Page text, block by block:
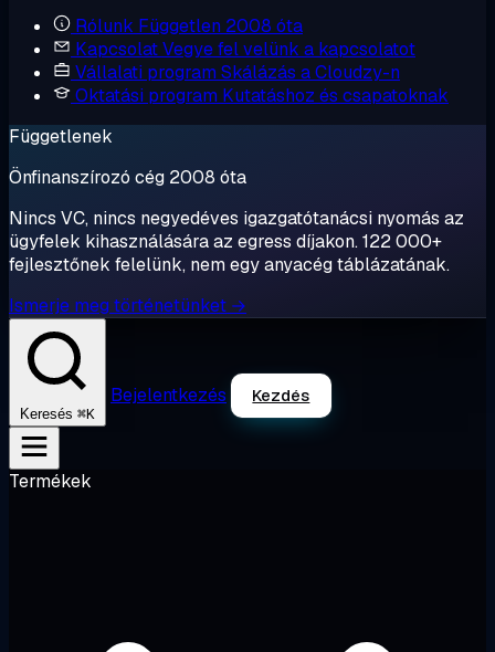
Rólunk Független 2008 óta
KapcsolatVegye fel velünk a kapcsolatot
Vállalati program Skálázás a Cloudzy-n
Oktatási program Kutatáshoz és csapatoknak
Függetlenek
Önfinanszírozó cég 2008 óta
Nincs VC, nincs negyedéves igazgatótanácsi nyomás az
ügyfelek kihasználására az egress díjakon. 122 000+
fejlesztőnek felelünk, nem egy anyacég táblázatának.
Ismerje meg történetünket →
Keresés ⌘K
Bejelentkezés Kezdés
Termékek